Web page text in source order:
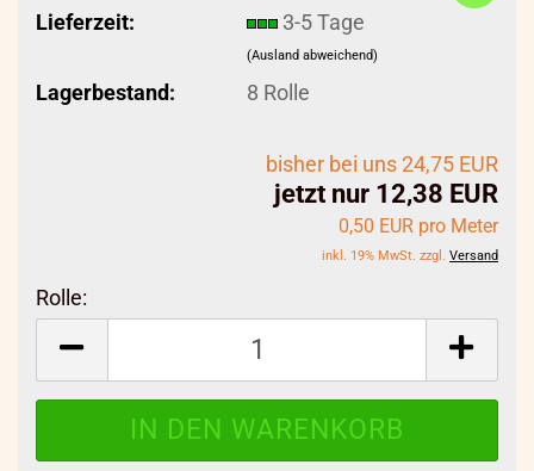
Lieferzeit:
3-5 Tage
(Ausland abweichend)
Lagerbestand: 8 Rolle
bisher bei uns 24,75 EUR
jetzt nur 12,38 EUR
0,50 EUR pro Meter
inkl. 19% MwSt. zzgl. Versand
Rolle: